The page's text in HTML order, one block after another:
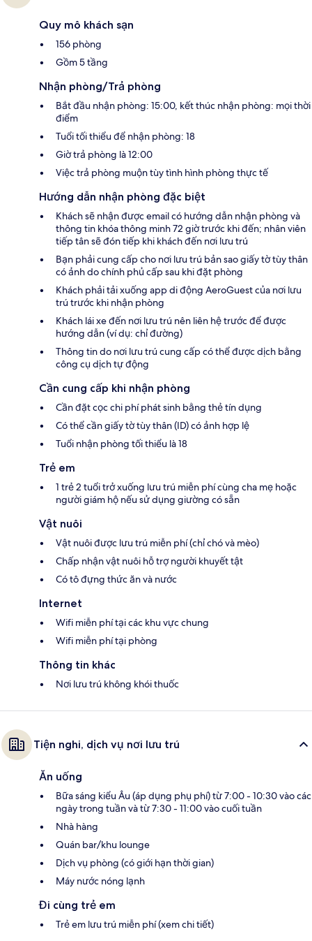
Quy mô khách sạn
156 phòng
Gồm 5 tầng
Nhận phòng/Trả phòng
Bắt đầu nhận phòng: 15:00, kết thúc nhận phòng: mọi thời
điểm
Tuổi tối thiểu để nhận phòng: 18
Giờ trả phòng là 12:00
Việc trả phòng muộn tùy tình hình phòng thực tế
Hướng dẫn nhận phòng đặc biệt
Khách sẽ nhận được email có hướng dẫn nhận phòng và
thông tin khóa thông minh 72 giờ trước khi đến; nhân viên
tiếp tân sẽ đón tiếp khi khách đến nơi lưu trú
Bạn phải cung cấp cho nơi lưu trú bản sao giấy tờ tùy thân
có ảnh do chính phủ cấp sau khi đặt phòng
Khách phải tải xuống app di động AeroGuest của nơi lưu
trú trước khi nhận phòng
Khách lái xe đến nơi lưu trú nên liên hệ trước để được
hướng dẫn (ví dụ: chỉ đường)
Thông tin do nơi lưu trú cung cấp có thể được dịch bằng
công cụ dịch tự động
Cần cung cấp khi nhận phòng
Cần đặt cọc chi phí phát sinh bằng thẻ tín dụng
Có thể cần giấy tờ tùy thân (ID) có ảnh hợp lệ
Tuổi nhận phòng tối thiểu là 18
Trẻ em
1 trẻ 2 tuổi trở xuống lưu trú miễn phí cùng cha mẹ hoặc
người giám hộ nếu sử dụng giường có sẵn
Vật nuôi
Vật nuôi được lưu trú miễn phí (chỉ chó và mèo)
Chấp nhận vật nuôi hỗ trợ người khuyết tật
Có tô đựng thức ăn và nước
Internet
Wifi miễn phí tại các khu vực chung
Wifi miễn phí tại phòng
Thông tin khác
Nơi lưu trú không khói thuốc
Tiện nghi, dịch vụ nơi lưu trú
Ăn uống
Bữa sáng kiểu Âu (áp dụng phụ phí) từ 7:00 - 10:30 vào các
ngày trong tuần và từ 7:30 - 11:00 vào cuối tuần
Nhà hàng
Quán bar/khu lounge
Dịch vụ phòng (có giới hạn thời gian)
Máy nước nóng lạnh
Đi cùng trẻ em
Trẻ em lưu trú miễn phí (xem chi tiết)